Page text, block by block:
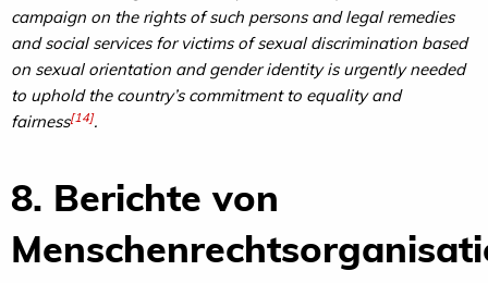
campaign on the rights of such persons and legal remedies
and social services for victims of sexual discrimination based
on sexual orientation and gender identity is urgently needed
to uphold the country’s commitment to equality and
fairness[14].
8. Berichte von